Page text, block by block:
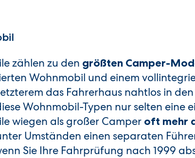
zählen zu den größten Camper-
Wohnmobil und einem
das Fahrerhaus nahtlos in
Wohnmobil-Typen nur selten eine
wiegen als großer Camper oft mehr
Umständen einen separaten
Sie Ihre Fahrprüfung nach 1999